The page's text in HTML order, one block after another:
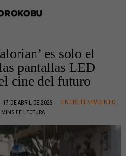
es solo el
pantallas LED
cine del futuro
17 DE ABRIL DE 2023
ENTRETENIMIENTO
MINS DE LECTURA